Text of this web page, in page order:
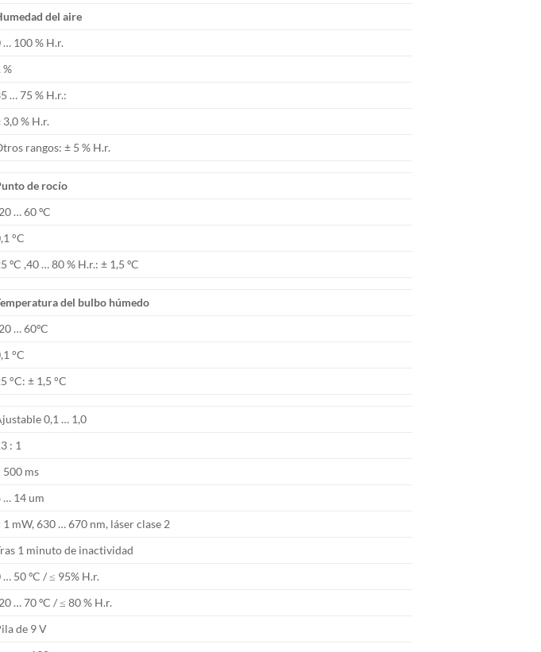
del aire
… 100 % H.r.
%
… 75 % H.r.:
3,0 % H.r.
rangos: ± 5 % H.r.
de rocío
… 60 ºC
°C
ºC ,40 … 80 % H.r.: ± 1,5 ºC
del bulbo húmedo
… 60ºC
°C
°C: ± 1,5 °C
0,1 … 1,0
: 1
500 ms
… 14 um
1 mW, 630 … 670 nm, láser clase 2
1 minuto de inactividad
… 50 ºC / ≤ 95% H.r.
… 70 ºC / ≤ 80 % H.r.
de 9 V